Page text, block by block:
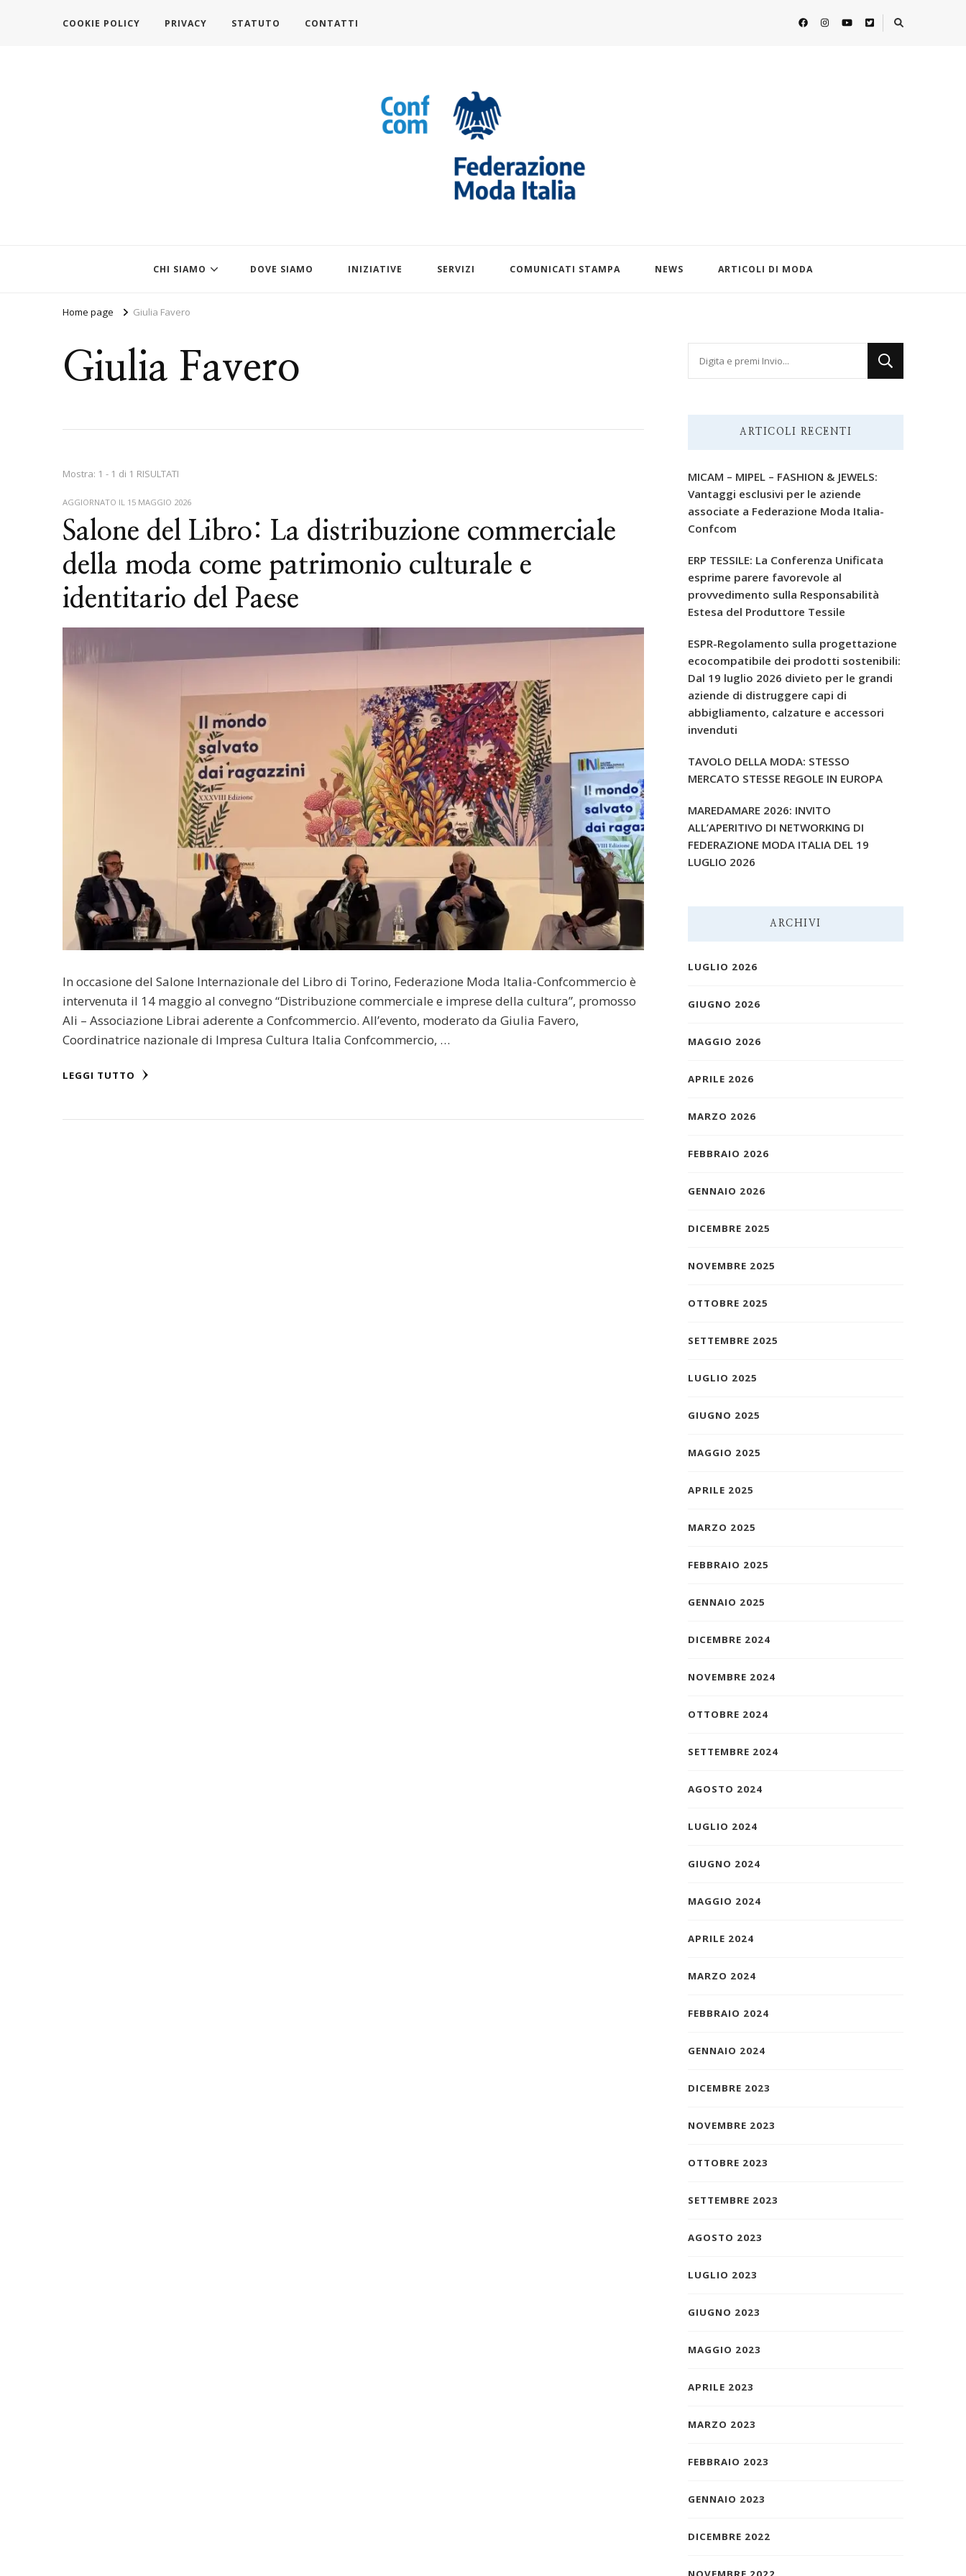
COOKIE POLICY PRIVACY STATUTO CONTATTI
CHI SIAMO DOVE SIAMO INIZIATIVE SERVIZI COMUNICATI STAMPA NEWS ARTICOLI DI MODA
Home page Giulia Favero
Giulia Favero
Mostra: 1 - 1 di 1 RISULTATI
AGGIORNATO IL 15 MAGGIO 2026
Salone del Libro: La distribuzione commerciale
della moda come patrimonio culturale e
identitario del Paese
In occasione del Salone Internazionale del Libro di Torino, Federazione Moda Italia-Confcommercio è
intervenuta il 14 maggio al convegno “Distribuzione commerciale e imprese della cultura”, promosso
Ali – Associazione Librai aderente a Confcommercio. All’evento, moderato da Giulia Favero,
Coordinatrice nazionale di Impresa Cultura Italia Confcommercio, …
LEGGI TUTTO
ARTICOLI RECENTI
MICAM – MIPEL – FASHION & JEWELS:
Vantaggi esclusivi per le aziende
associate a Federazione Moda Italia-
Confcom
ERP TESSILE: La Conferenza Unificata
esprime parere favorevole al
provvedimento sulla Responsabilità
Estesa del Produttore Tessile
ESPR-Regolamento sulla progettazione
ecocompatibile dei prodotti sostenibili:
Dal 19 luglio 2026 divieto per le grandi
aziende di distruggere capi di
abbigliamento, calzature e accessori
invenduti
TAVOLO DELLA MODA: STESSO
MERCATO STESSE REGOLE IN EUROPA
MAREDAMARE 2026: INVITO
ALL’APERITIVO DI NETWORKING DI
FEDERAZIONE MODA ITALIA DEL 19
LUGLIO 2026
ARCHIVI
LUGLIO 2026
GIUGNO 2026
MAGGIO 2026
APRILE 2026
MARZO 2026
FEBBRAIO 2026
GENNAIO 2026
DICEMBRE 2025
NOVEMBRE 2025
OTTOBRE 2025
SETTEMBRE 2025
LUGLIO 2025
GIUGNO 2025
MAGGIO 2025
APRILE 2025
MARZO 2025
FEBBRAIO 2025
GENNAIO 2025
DICEMBRE 2024
NOVEMBRE 2024
OTTOBRE 2024
SETTEMBRE 2024
AGOSTO 2024
LUGLIO 2024
GIUGNO 2024
MAGGIO 2024
APRILE 2024
MARZO 2024
FEBBRAIO 2024
GENNAIO 2024
DICEMBRE 2023
NOVEMBRE 2023
OTTOBRE 2023
SETTEMBRE 2023
AGOSTO 2023
LUGLIO 2023
GIUGNO 2023
MAGGIO 2023
APRILE 2023
MARZO 2023
FEBBRAIO 2023
GENNAIO 2023
DICEMBRE 2022